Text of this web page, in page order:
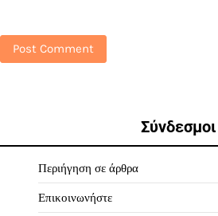
Σύνδεσμοι
Περιήγηση σε άρθρα
Επικοινωνήστε